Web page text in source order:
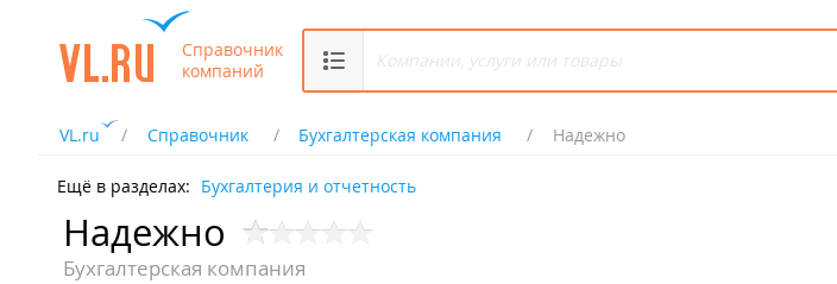
Справочник
компаний
VL.ru Справочник Бухгалтерская компания Надежно
Ещё в разделах: Бухгалтерия и отчетность
Надежно
Бухгалтерская компания